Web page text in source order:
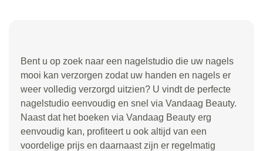
Bent u op zoek naar een nagelstudio die uw nagels
mooi kan verzorgen zodat uw handen en nagels er
weer volledig verzorgd uitzien? U vindt de perfecte
nagelstudio eenvoudig en snel via Vandaag Beauty.
Naast dat het boeken via Vandaag Beauty erg
eenvoudig kan, profiteert u ook altijd van een
voordelige prijs en daarnaast zijn er regelmatig